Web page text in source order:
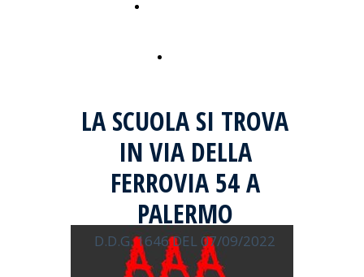
LA SCUOLA SI TROVA
IN VIA DELLA
FERROVIA 54 A
PALERMO
D.D.G. 1646 DEL 07/09/2022